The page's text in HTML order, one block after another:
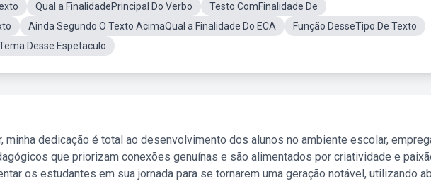
Qual a FinalidadePrincipal Do Verbo
Testo ComFinalidade De
Ainda Segundo O Texto AcimaQual a Finalidade Do ECA
Função DesseTipo De Texto
Desse Espetaculo
minha dedicação é total ao desenvolvimento dos alunos no ambiente escolar,
que priorizam conexões genuínas e são alimentados por criatividade e
os estudantes em sua jornada para se tornarem uma geração notável, utilizando